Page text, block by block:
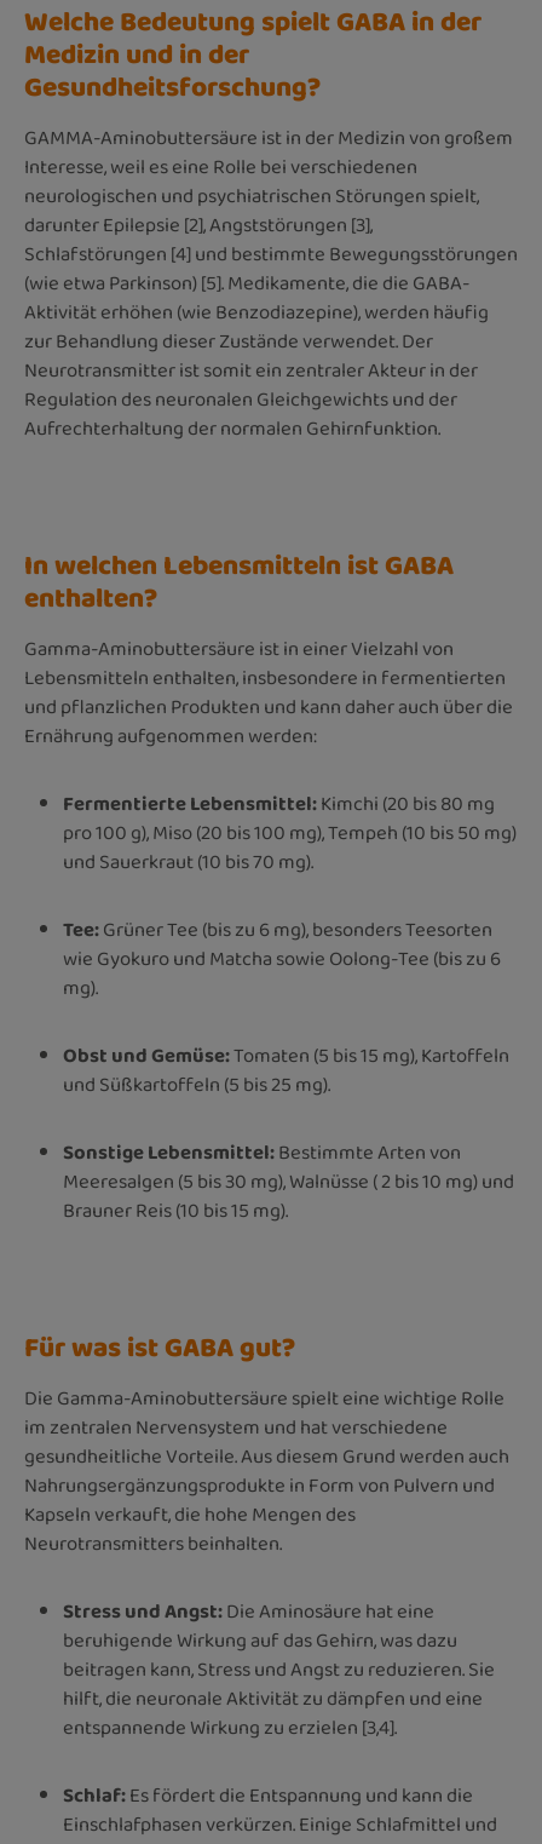
Welche Bedeutung spielt GABA in der
Medizin und in der
Gesundheitsforschung?
GAMMA-Aminobuttersäure ist in der Medizin von großem
Interesse, weil es eine Rolle bei verschiedenen
neurologischen und psychiatrischen Störungen spielt,
darunter Epilepsie [2], Angststörungen [3],
Schlafstörungen [4] und bestimmte Bewegungsstörungen
(wie etwa Parkinson) [5]. Medikamente, die die GABA-
Aktivität erhöhen (wie Benzodiazepine), werden häufig
zur Behandlung dieser Zustände verwendet. Der
Neurotransmitter ist somit ein zentraler Akteur in der
Regulation des neuronalen Gleichgewichts und der
Aufrechterhaltung der normalen Gehirnfunktion.
In welchen Lebensmitteln ist GABA
enthalten?
Gamma-Aminobuttersäure ist in einer Vielzahl von
Lebensmitteln enthalten, insbesondere in fermentierten
und pflanzlichen Produkten und kann daher auch über die
Ernährung aufgenommen werden:
Fermentierte Lebensmittel:Kimchi (20 bis 80 mg
pro 100 g), Miso (20 bis 100 mg), Tempeh (10 bis 50 mg)
und Sauerkraut (10 bis 70 mg).
Tee:Grüner Tee (bis zu 6 mg), besonders Teesorten
wie Gyokuro und Matcha sowie Oolong-Tee (bis zu 6
mg).
ObstundGemüse:Tomaten (5 bis 15 mg), Kartoffeln
und Süßkartoffeln (5 bis 25 mg).
Sonstige Lebensmittel:Bestimmte Arten von
Meeresalgen (5 bis 30 mg), Walnüsse ( 2 bis 10 mg) und
Brauner Reis (10 bis 15 mg).
Für was ist GABA gut?
Die Gamma-Aminobuttersäure spielt eine wichtige Rolle
im zentralen Nervensystem und hat verschiedene
gesundheitliche Vorteile. Aus diesem Grund werden auch
Nahrungsergänzungsprodukte in Form von Pulvern und
Kapseln verkauft, die hohe Mengen des
Neurotransmitters beinhalten.
Stress und Angst:Die Aminosäure hat eine
beruhigende Wirkung auf das Gehirn, was dazu
beitragen kann, Stress und Angst zu reduzieren. Sie
hilft, die neuronale Aktivität zu dämpfen und eine
entspannende Wirkung zu erzielen [3,4].
Schlaf:Es fördert die Entspannung und kann die
Einschlafphasen verkürzen. Einige Schlafmittel und